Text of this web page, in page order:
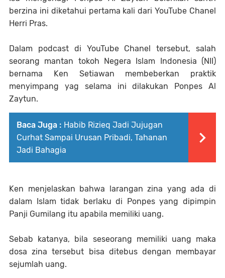
berzina ini diketahui pertama kali dari YouTube Chanel
Herri Pras.
Dalam podcast di YouTube Chanel tersebut, salah
seorang mantan tokoh Negera Islam Indonesia (NII)
bernama Ken Setiawan membeberkan praktik
menyimpang yag selama ini dilakukan Ponpes Al
Zaytun.
Baca Juga : Habib Rizieq Jadi Jujugan
Curhat Sampai Urusan Pribadi, Tahanan
Jadi Bahagia
Ken menjelaskan bahwa larangan zina yang ada di
dalam Islam tidak berlaku di Ponpes yang dipimpin
Panji Gumilang itu apabila memiliki uang.
Sebab katanya, bila seseorang memiliki uang maka
dosa zina tersebut bisa ditebus dengan membayar
sejumlah uang.